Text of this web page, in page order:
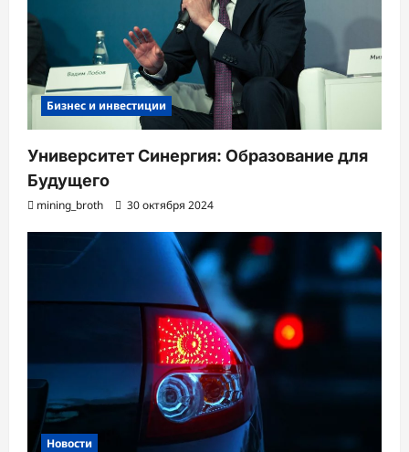
Бизнес и инвестиции
Университет Синергия: Образование для
Будущего
mining_broth 30 октября 2024
Новости